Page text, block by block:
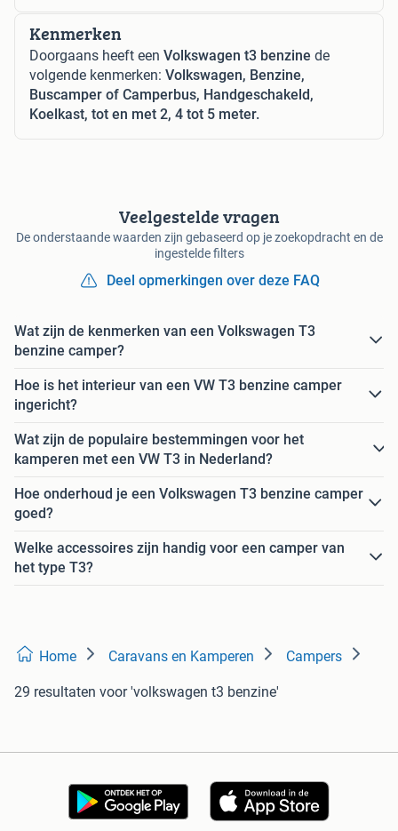
Kenmerken
Doorgaans heeft een Volkswagen t3 benzine de
volgende kenmerken: Volkswagen, Benzine,
Buscamper of Camperbus, Handgeschakeld,
Koelkast, tot en met 2, 4 tot 5 meter.
Veelgestelde vragen
De onderstaande waarden zijn gebaseerd op je zoekopdracht en de
ingestelde filters
Deel opmerkingen over deze FAQ
Wat zijn de kenmerken van een Volkswagen T3
benzine camper?
Hoe is het interieur van een VW T3 benzine camper
ingericht?
Wat zijn de populaire bestemmingen voor het
kamperen met een VW T3 in Nederland?
Hoe onderhoud je een Volkswagen T3 benzine camper
goed?
Welke accessoires zijn handig voor een camper van
het type T3?
Home Caravans en Kamperen Campers
29 resultaten voor 'volkswagen t3 benzine'